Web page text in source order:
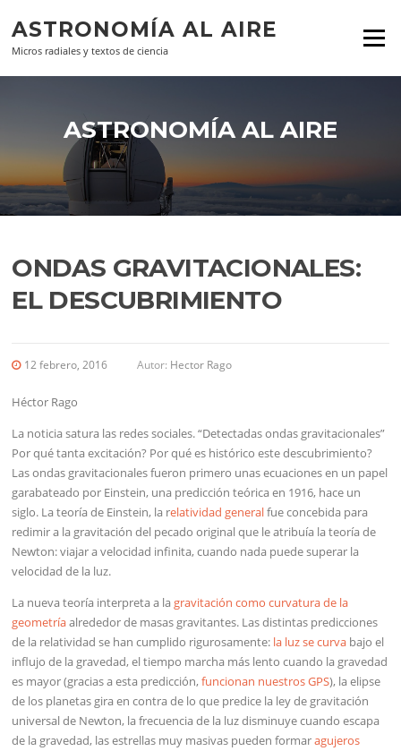
ASTRONOMÍA AL AIRE
Micros radiales y textos de ciencia
Menú
ASTRONOMÍA AL AIRE
ONDAS GRAVITACIONALES:
EL DESCUBRIMIENTO
12 febrero, 2016 Autor: Hector Rago
Héctor Rago
La noticia satura las redes sociales. “Detectadas ondas gravitacionales”
Por qué tanta excitación? Por qué es histórico este descubrimiento?
Las ondas gravitacionales fueron primero unas ecuaciones en un papel
garabateado por Einstein, una predicción teórica en 1916, hace un
siglo. La teoría de Einstein, la relatividad generalfue concebida para
redimir a la gravitación del pecado original que le atribuía la teoría de
Newton: viajar a velocidad infinita, cuando nada puede superar la
velocidad de la luz.
La nueva teoría interpreta a la gravitación como curvatura de la
geometríaalrededor de masas gravitantes. Las distintas predicciones
de la relatividad se han cumplido rigurosamente: la luz se curva bajo el
influjo de la gravedad, el tiempo marcha más lento cuando la gravedad
es mayor (gracias a esta predicción,funcionan nuestros GPS), la elipse
de los planetas gira en contra de lo que predice la ley de gravitación
universal de Newton, la frecuencia de la luz disminuye cuando escapa
de la gravedad, las estrellas muy masivas pueden formaragujeros